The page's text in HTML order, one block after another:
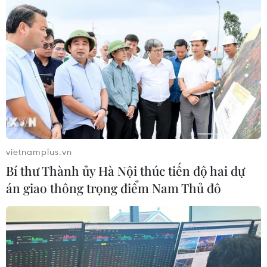
Người dân được yêu cầu không ra khỏi thành
phố nếu không thực sự cần thiết. Những người
dự định đáp chuyến bay rời khỏi Nam Kinh
phải có giấy chứng nhận xét nghiệm axit
nucleic âm tính và được cấp tối đa 48 giờ trước
khi khởi hành.
vietnamplus.vn
Bí thư Thành ủy Hà Nội thúc tiến độ hai dự
án giao thông trọng điểm Nam Thủ đô